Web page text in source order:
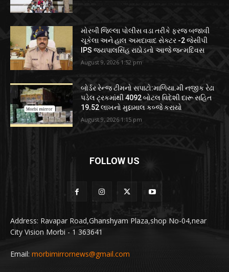
મોરબી જિલ્લા પોલીસ વડા તરીકે ફરજ બજાવી
ચૂકેલા અને હાલ અમદાવાદ સેક્ટર -2 જેસીપી
IPS જયપાલસિંહ રાઠોડનો આજે જન્મદિવસ
August 9, 2026 1:52 pm
બોર્ડર રેન્જ ટીમનો સપાટો:માળિયા.મી નજીક રેઢા
પડેલ ટ્રકમાંથી 4092 બોટલ વિદેશી દારૂ સહિત
19.52 લાખનો મુદ્દામાલ કબ્જે કરાયો
August 9, 2026 1:15 pm
FOLLOW US
Address: Ravapar Road,Ghanshyam Plaza,shop No-04,near
City Vision Morbi - 1 363641
Email: morbimirrornews@gmail.com